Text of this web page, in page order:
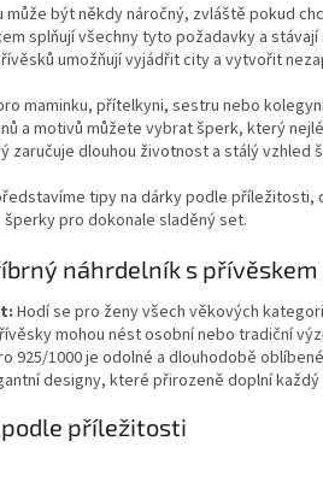
může být někdy náročný, zvláště pokud
splňují všechny tyto požadavky a
umožňují vyjádřit city a vytvořit
maminku, přítelkyni, sestru nebo
a motivů můžete vybrat šperk, který
zaručuje dlouhou životnost a stálý vzhled
tipy na dárky podle
pro dokonale sladěný set.
náhrdelník s přívěskem
Hodí se pro ženy všech věkových
mohou nést osobní nebo tradiční
925/1000 je odolné a dlouhodobě
designy, které přirozeně doplní
příležitosti